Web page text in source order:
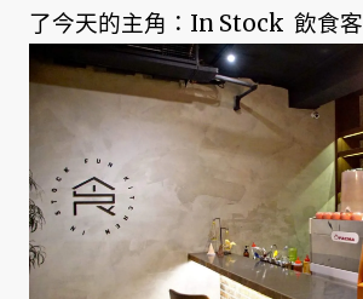
了今天的主角：In Stock 飲食客